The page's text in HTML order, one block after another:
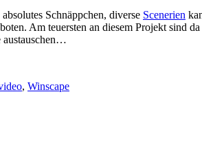
Schnäppchen, diverse Scenerien
Am teuersten an diesem Projekt sind
austauschen…
, Winscape